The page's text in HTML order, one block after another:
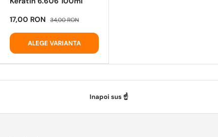
17,00 RON
34,00 RON
ALEGE VARIANTA
Inapoi sus ☝️